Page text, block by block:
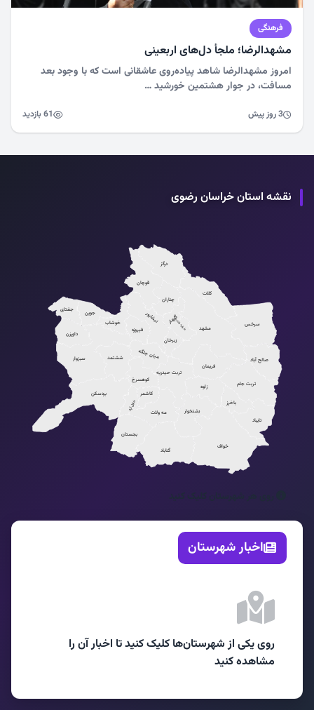
فرهنگی
مشهد‌الرضا؛ ملجأ دل‌های اربعینی
امروز مشهدالرضا شاهد پیاده‌روی عاشقانی است که با وجود بعد
مسافت، در جوار هشتمین خورشید …
3 روز پیش 61 بازدید
نقشه استان خراسان رضوی
مشهد
کلات
جوین
جغتای
خوشاب
داورزن
سبزوار ششتمد
فیروزه
نیشابور
قوچان
درگز
چناران
سرخس گلبهار
زبرخان
تربت حیدریه
زاوه
فریمان
صالح آباد
تربت جام
باخرز
تایباد
خواف
بردسکن
کوهسرخ
میان جلگه
مه ولات
کاشمر
خلیل آباد
بجستان
گناباد
رشتخوار
طرقبه شاندیز
اخبار شهرستان
روی یکی از شهرستان‌ها کلیک کنید تا اخبار آن را
مشاهده کنید